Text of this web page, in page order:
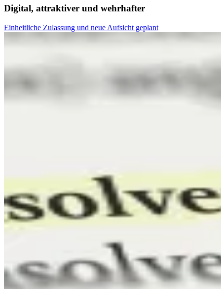
Digital, attraktiver und wehrhafter
Einheitliche Zulassung und neue Aufsicht geplant